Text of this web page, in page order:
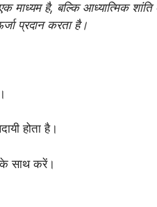
माध्यम है, बल्कि आध्यात्मिक शांति
प्रदान करता है।
होता है।
साथ करें।